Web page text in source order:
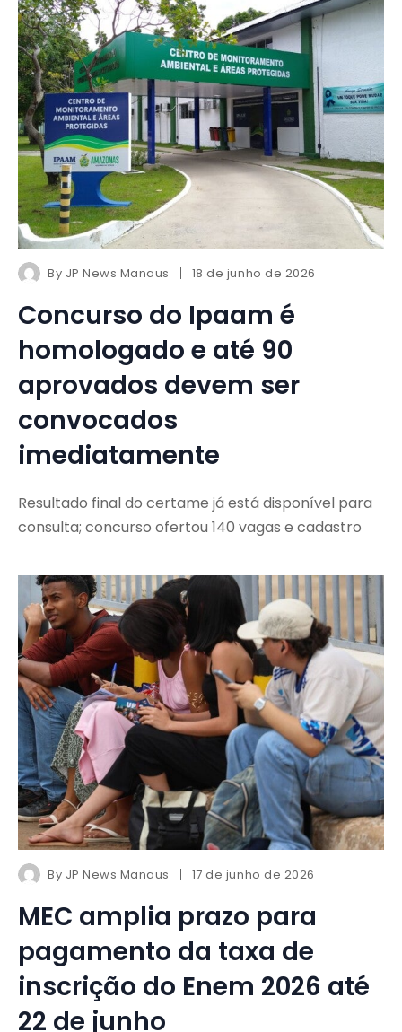
By JP News Manaus 18 de junho de 2026
Concurso do Ipaam é
homologado e até 90
aprovados devem ser
convocados
imediatamente
Resultado final do certame já está disponível para
consulta; concurso ofertou 140 vagas e cadastro
By JP News Manaus 17 de junho de 2026
MEC amplia prazo para
pagamento da taxa de
inscrição do Enem 2026 até
22 de junho